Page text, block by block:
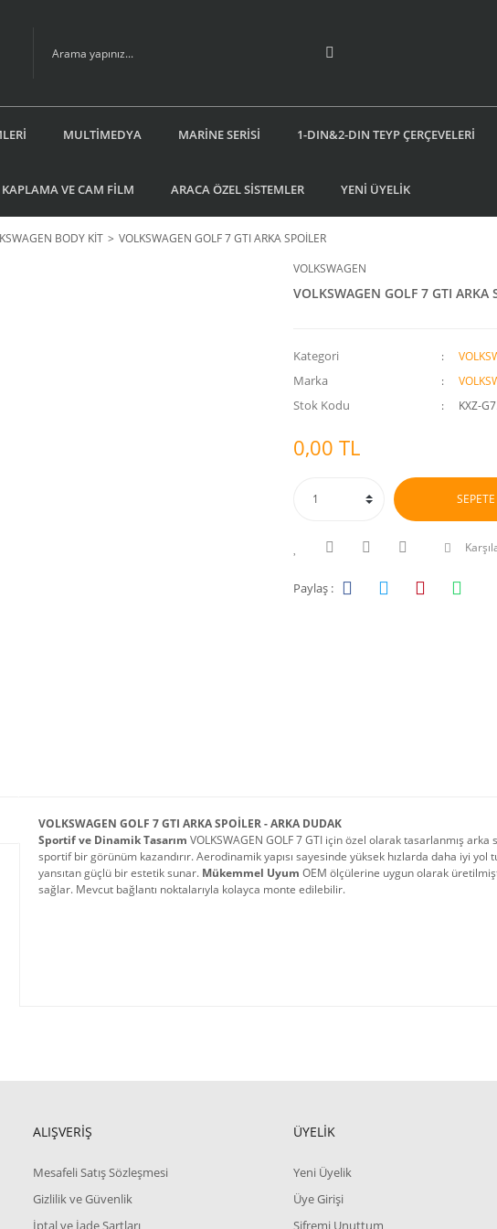
MULTİMEDYA MARİNE SERİSİ 1-DIN&2-DIN TEYP ÇERÇEVELERİ
VE CAM FİLM ARACA ÖZEL SİSTEMLER YENİ ÜYELİK
BODY KİT
VOLKSWAGEN GOLF 7 GTI ARKA SPOİLER
VOLKSWAGEN
VOLKSWAGEN GOLF 7 GTI ARKA
Kategori
Marka
Stok Kodu KXZ-
0,00 TL
Paylaş :
VOLKSWAGEN GOLF 7 GTI ARKA SPOİLER - ARKA DUDAK
Sportif ve Dinamik Tasarım VOLKSWAGEN GOLF 7 GTI için özel olarak tasarlanmış
sportif bir görünüm kazandırır. Aerodinamik yapısı sayesinde yüksek hızlarda daha iyi
yansıtan güçlü bir estetik sunar. Mükemmel Uyum OEM ölçülerine uygun olarak
sağlar. Mevcut bağlantı noktalarıyla kolayca monte edilebilir.
ALIŞVERİŞ
Mesafeli Satış Sözleşmesi
Gizlilik ve Güvenlik
İptal ve İade Şartları
ÜYELİK
Yeni Üyelik
Üye Girişi
Şifremi Unuttum